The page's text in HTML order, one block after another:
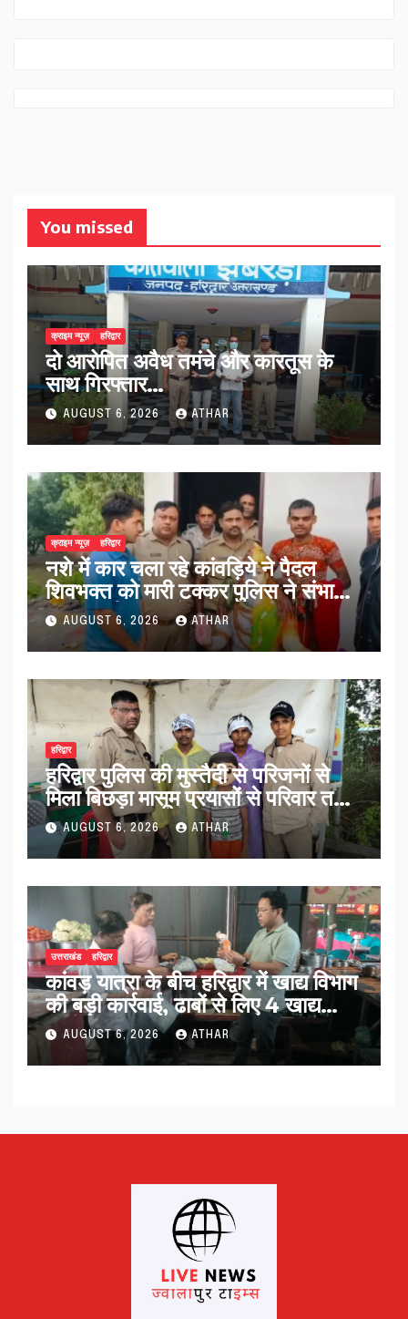
You missed
क्राइम न्यूज़ हरिद्वार
दो आरोपित अवैध तमंचे और कारतूस के
साथ गिरफ्तार…
AUGUST 6, 2026 ATHAR
क्राइम न्यूज़ हरिद्वार
नशे में कार चला रहे कांवड़िये ने पैदल
शिवभक्त को मारी टक्कर पुलिस ने संभाला
मामला नई कांवड़ देकर रवाना किया…
AUGUST 6, 2026 ATHAR
हरिद्वार
हरिद्वार पुलिस की मुस्तैदी से परिजनों से
मिला बिछड़ा मासूम प्रयासों से परिवार तक
पहुंचा काशी…
AUGUST 6, 2026 ATHAR
उत्तराखंड हरिद्वार
कांवड़ यात्रा के बीच हरिद्वार में खाद्य विभाग
की बड़ी कार्रवाई, ढाबों से लिए 4 खाद्य
नमूने…
AUGUST 6, 2026 ATHAR